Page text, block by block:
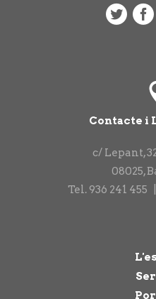
Contacte i
c/ Lepant,
08025,
Tel. 936 241 455